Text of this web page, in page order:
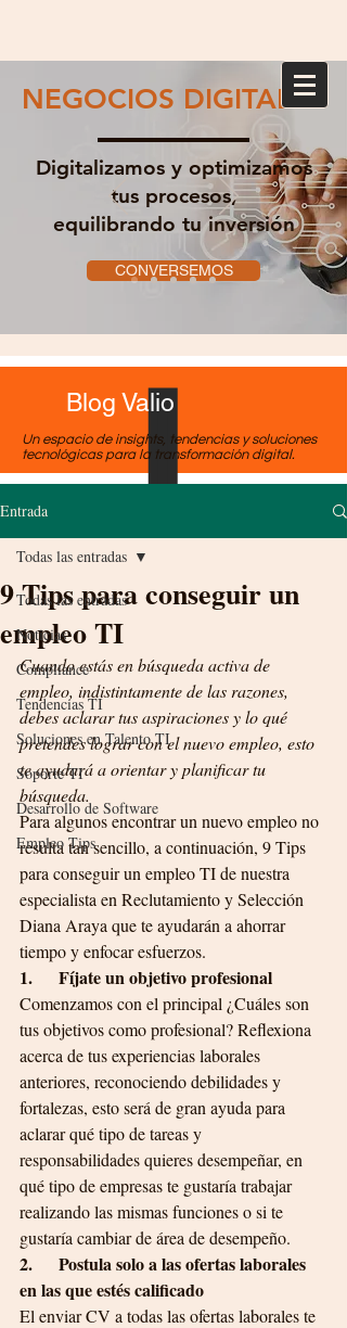
NEGOCIOS DIGITALES
Digitalizamos y optimizamos
tus procesos,
equilibrando tu inversión
CONVERSEMOS
Blog Valio
Un espacio de insights, tendencias y soluciones
tecnológicas para la transformación digital.
Entrada
Todas las entradas
Noticias
Compliance
Tendencias TI
Soluciones en Talento TI
Soporte TI
Desarrollo de Software
Empleo Tips
Todas las entradas
9 Tips para conseguir un
empleo TI
Cuando estás en búsqueda activa de
empleo, indistintamente de las razones,
debes aclarar tus aspiraciones y lo qué
pretendes lograr con el nuevo empleo, esto
te ayudará a orientar y planificar tu
búsqueda.
Para algunos encontrar un nuevo empleo no
resulta tan sencillo, a continuación, 9 Tips
para conseguir un empleo TI de nuestra
especialista en Reclutamiento y Selección
Diana Araya que te ayudarán a ahorrar
tiempo y enfocar esfuerzos.
1.      Fíjate un objetivo profesional
Comenzamos con el principal ¿Cuáles son
tus objetivos como profesional? Reflexiona
acerca de tus experiencias laborales
anteriores, reconociendo debilidades y
fortalezas, esto será de gran ayuda para
aclarar qué tipo de tareas y
responsabilidades quieres desempeñar, en
qué tipo de empresas te gustaría trabajar
realizando las mismas funciones o si te
gustaría cambiar de área de desempeño.
2.      Postula solo a las ofertas laborales
en las que estés calificado
El enviar CV a todas las ofertas laborales te